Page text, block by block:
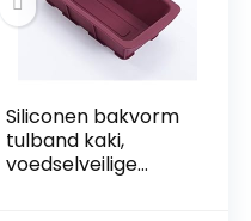
Siliconen bakvorm
tulband kaki,
voedselveilige